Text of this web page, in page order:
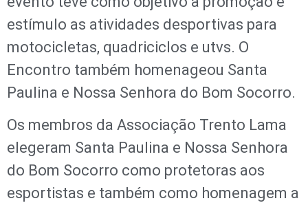
estímulo as atividades desportivas para
motocicletas, quadriciclos e utvs. O
Encontro também homenageou Santa
Paulina e Nossa Senhora do Bom Socorro.
Os membros da Associação Trento Lama
elegeram Santa Paulina e Nossa Senhora
do Bom Socorro como protetoras aos
esportistas e também como homenagem a